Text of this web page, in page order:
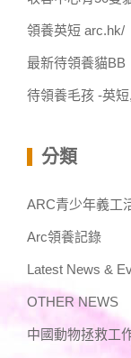
領養英短 arc.hk/
最新待領養貓BB
待領養毛孩 -英
分類
ARC青少年義工
Arc領養記錄
Latest News &
OTHER NEWS
中國動物拯救工